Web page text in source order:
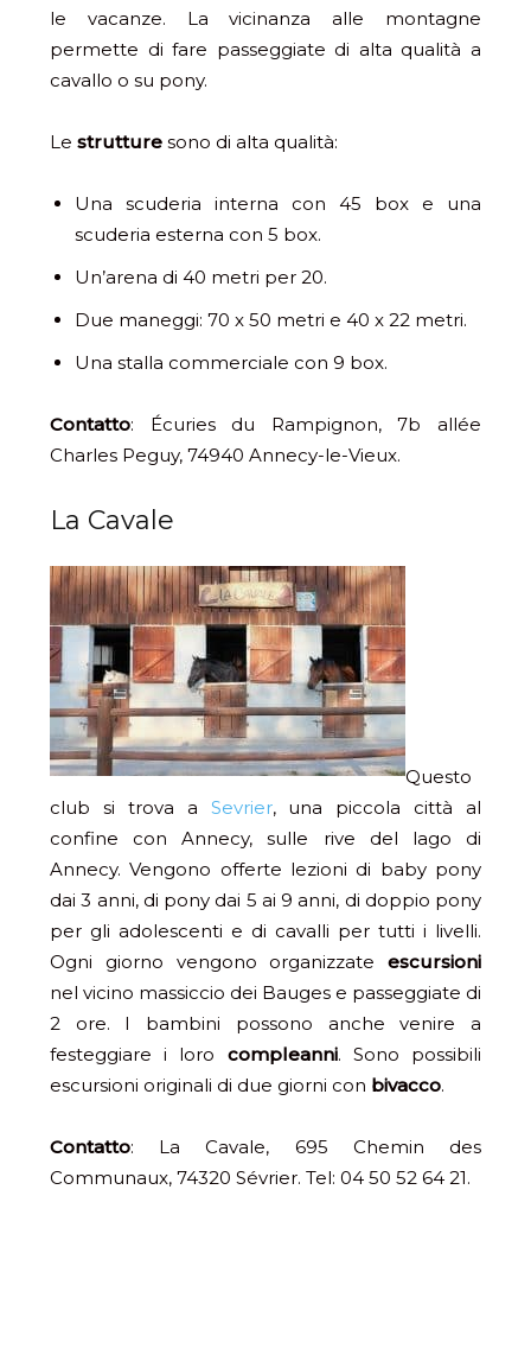
le vacanze. La vicinanza alle montagne
permette di fare passeggiate di alta qualità a
cavallo o su pony.
Le strutture sono di alta qualità:
Una scuderia interna con 45 box e una
scuderia esterna con 5 box.
Un’arena di 40 metri per 20.
Due maneggi: 70 x 50 metri e 40 x 22 metri.
Una stalla commerciale con 9 box.
Contatto: Écuries du Rampignon,7b allée
Charles Peguy, 74940 Annecy-le-Vieux.
La Cavale
Questo
club si trova a Sevrier, una piccola città al
confine con Annecy, sulle rive del lago di
Annecy. Vengono offerte lezioni di baby pony
dai 3 anni, di pony dai 5 ai 9 anni, di doppio pony
per gli adolescenti e di cavalli per tutti i livelli.
Ogni giorno vengono organizzate escursioni
nel vicino massiccio dei Bauges e passeggiate di
2 ore. I bambini possono anche venire a
festeggiare i loro compleanni. Sono possibili
escursioni originali di due giorni con bivacco.
Contatto: La Cavale, 695 Chemin des
Communaux, 74320 Sévrier. Tel: 04 50 52 64 21.